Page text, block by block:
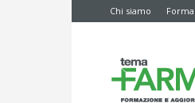
Chi siamo
News